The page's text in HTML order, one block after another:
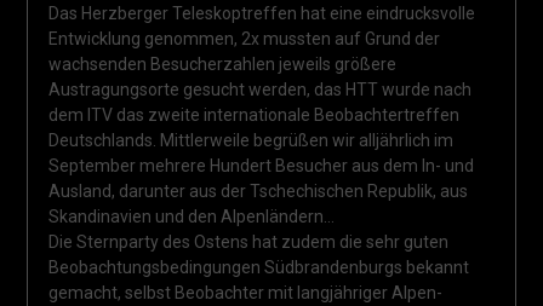
Das Herzberger Teleskoptreffen hat eine eindrucksvolle
Entwicklung genommen, 2x mussten auf Grund der
wachsenden Besucherzahlen jeweils größere
Austragungsorte gesucht werden, das HTT wurde nach
dem ITV das zweite internationale Beobachtertreffen
Deutschlands. Mittlerweile begrüßen wir alljährlich im
September mehrere Hundert Besucher aus dem In- und
Ausland, darunter aus der Tschechischen Republik, aus
Skandinavien und den Alpenländern…
Die Sternparty des Ostens hat zudem die sehr guten
Beobachtungsbedingungen Südbrandenburgs bekannt
gemacht, selbst Beobachter mit langjähriger Alpen-